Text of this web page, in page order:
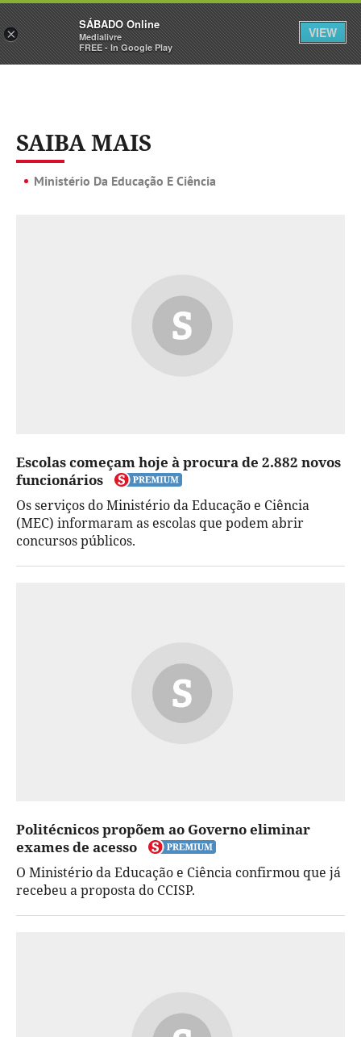
Sábado Assine Iniciar Sessão
SAIBA MAIS
Ministério Da Educação E Ciência
Escolas começam hoje à procura de 2.882 novos
funcionários
Os serviços do Ministério da Educação e Ciência
(MEC) informaram as escolas que podem abrir
concursos públicos.
Politécnicos propõem ao Governo eliminar
exames de acesso
O Ministério da Educação e Ciência confirmou que já
recebeu a proposta do CCISP.
×
SÁBADO Online
Medialivre
FREE - In Google Play
VIEW